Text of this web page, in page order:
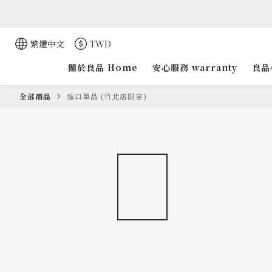
繁體中文
TWD
關於良品 Home
安心服務 warranty 良
全部商品 進口單品 (竹北店限定)